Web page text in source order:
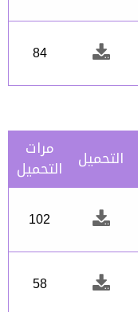
84
التحميل مرات
التحميل
102
58